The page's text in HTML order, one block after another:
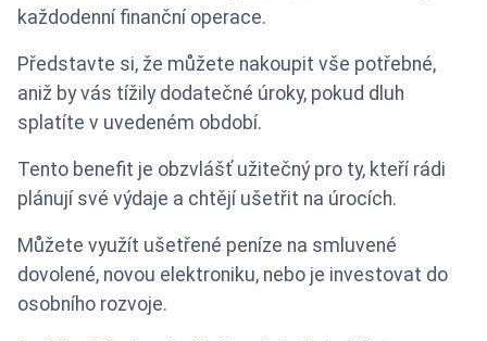
každodenní finanční operace.
Představte si, že můžete nakoupit vše potřebné,
aniž by vás tížily dodatečné úroky, pokud dluh
splatíte v uvedeném období.
Tento benefit je obzvlášť užitečný pro ty, kteří rádi
plánují své výdaje a chtějí ušetřit na úrocích.
Můžete využít ušetřené peníze na smluvené
dovolené, novou elektroniku, nebo je investovat do
osobního rozvoje.